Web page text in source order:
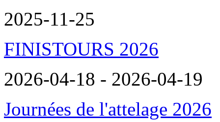
2025-11-25
FINISTOURS 2026
2026-04-18 - 2026-04-19
Journées de l'attelage 2026